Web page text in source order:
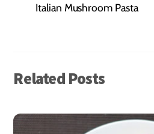
Italian Mushroom Pasta
Related Posts